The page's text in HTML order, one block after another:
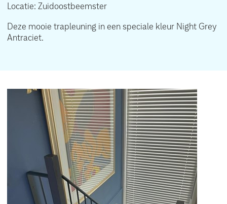
Locatie: Zuidoostbeemster
Deze mooie trapleuning in een speciale kleur Night Grey
Antraciet.